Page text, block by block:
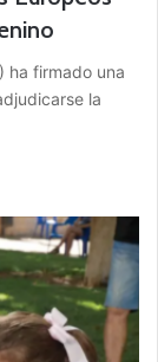
ha firmado una
la